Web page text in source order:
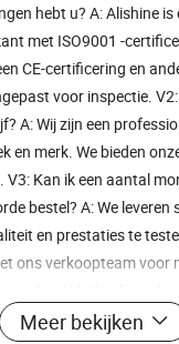
hebt u? A: Alishine
met ISO9001 -
CE-certificering en
voor inspectie.
A: Wij zijn een
en merk. We bieden
V3: Kan ik een aantal
bestel? A: We leveren
en prestaties te
ons verkoopteam voor
en 15-20
Meer bekijken